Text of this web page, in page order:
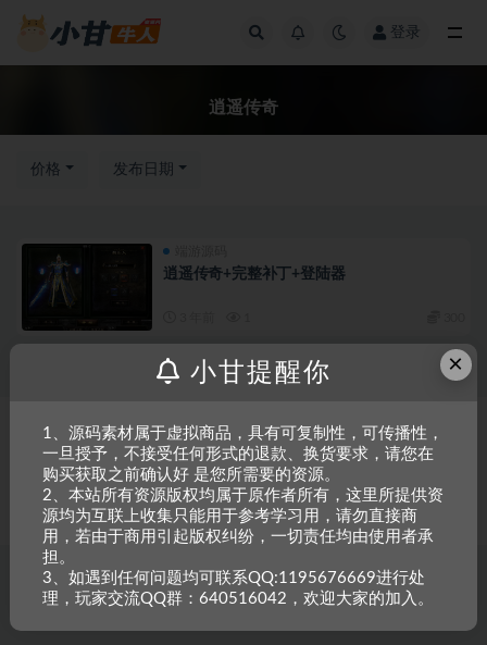
登录
逍遥传奇
价格 发布日期
逍遥传奇+完整补丁+登陆器
Copyright © 2023 小甘牛人资源网 - All rights reserved
粤ICP备2023002201
号-1
本站是一个坚持做精品资源的网站，会长期坚持更新资源，以共享为原则，尊
重原创，如需搬资源请先与站长沟通，恶意搬运封禁账号。
×
小甘提醒你
1、源码素材属于虚拟商品，具有可复制性，可传播性，
一旦授予，不接受任何形式的退款、换货要求，请您在
购买获取之前确认好 是您所需要的资源。
2、本站所有资源版权均属于原作者所有，这里所提供资
源均为互联上收集只能用于参考学习用，请勿直接商
用，若由于商用引起版权纠纷，一切责任均由使用者承
担。
3、如遇到任何问题均可联系QQ:1195676669进行处
理，玩家交流QQ群：640516042，欢迎大家的加入。